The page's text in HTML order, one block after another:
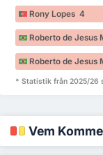
Rony Lopes 4
Roberto de Jesus
Roberto de Jesus
* Statistik från 2025/26
Vem